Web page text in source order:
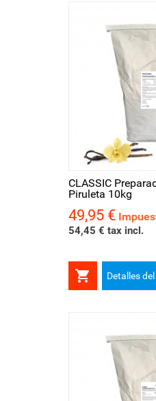
CLASSIC
Piruleta 10kg
Precio
49,95 €
54,45 € tax incl.
 Detalles